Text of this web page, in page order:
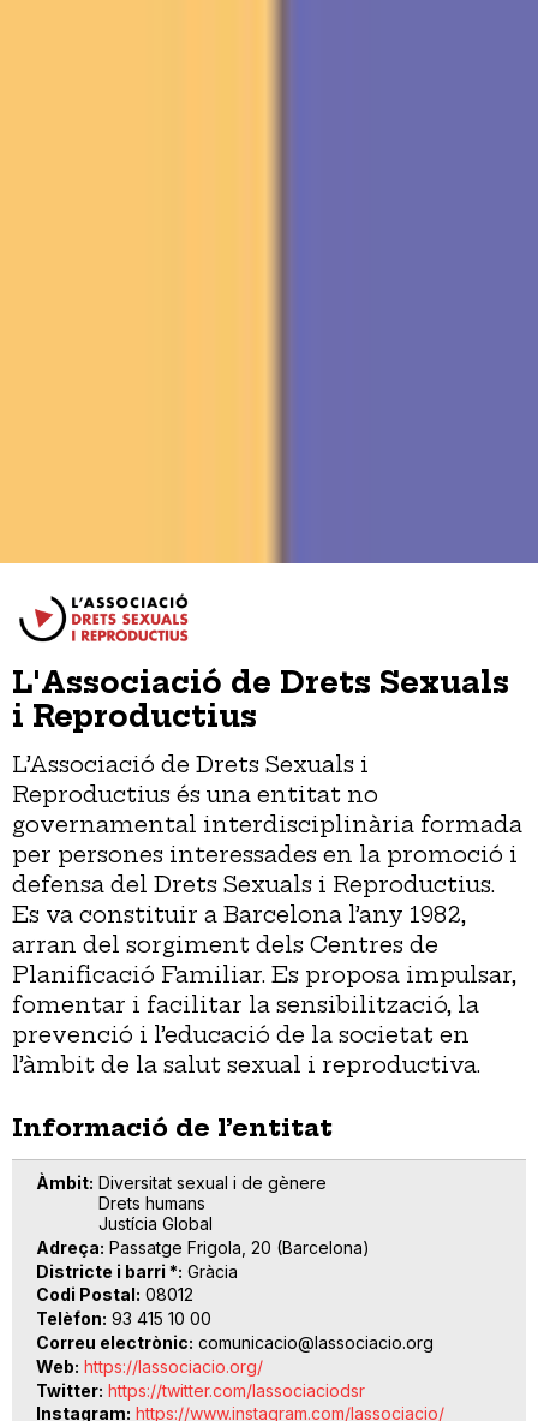
L'Associació de Drets Sexuals
i Reproductius
L’Associació de Drets Sexuals i
Reproductius és una entitat no
governamental interdisciplinària formada
per persones interessades en la promoció i
defensa del Drets Sexuals i Reproductius.
Es va constituir a Barcelona l’any 1982,
arran del sorgiment dels Centres de
Planificació Familiar. Es proposa impulsar,
fomentar i facilitar la sensibilització, la
prevenció i l’educació de la societat en
l’àmbit de la salut sexual i reproductiva.
Informació de l’entitat
Àmbit Diversitat sexual i de gènere
Drets humans
Justícia Global
Adreça Passatge Frigola, 20 (Barcelona)
Districte i barri * Gràcia
Codi Postal 08012
Telèfon 93 415 10 00
Correu electrònic comunicacio@lassociacio.org
Web https://lassociacio.org/
Twitter https://twitter.com/lassociaciodsr
Instagram https://www.instagram.com/lassociacio/